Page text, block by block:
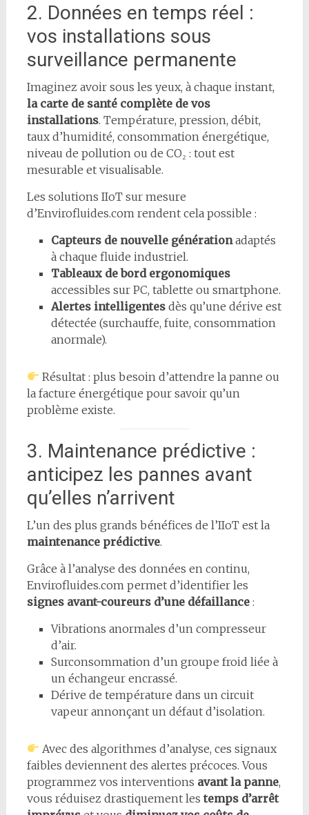
2. Données en temps réel :
vos installations sous
surveillance permanente
Imaginez avoir sous les yeux, à chaque instant,
la carte de santé complète de vos
installations. Température, pression, débit,
taux d’humidité, consommation énergétique,
niveau de pollution ou de CO₂ : tout est
mesurable et visualisable.
Les solutions IIoT sur mesure
d’Envirofluides.com rendent cela possible :
Capteurs de nouvelle générationadaptés
à chaque fluide industriel.
Tableaux de bord ergonomiques
accessibles sur PC, tablette ou smartphone.
Alertes intelligentesdès qu’une dérive est
détectée (surchauffe, fuite, consommation
anormale).
Résultat : plus besoin d’attendre la panne ou
la facture énergétique pour savoir qu’un
problème existe.
3. Maintenance prédictive :
anticipez les pannes avant
qu’elles n’arrivent
L’un des plus grands bénéfices de l’IIoT est la
maintenance prédictive.
Grâce à l’analyse des données en continu,
Envirofluides.com permet d’identifier les
signes avant-coureurs d’une défaillance:
Vibrations anormales d’un compresseur
d’air.
Surconsommation d’un groupe froid liée à
un échangeur encrassé.
Dérive de température dans un circuit
vapeur annonçant un défaut d’isolation.
Avec des algorithmes d’analyse, ces signaux
faibles deviennent des alertes précoces. Vous
programmez vos interventions avant la panne,
vous réduisez drastiquement lestemps d’arrêt